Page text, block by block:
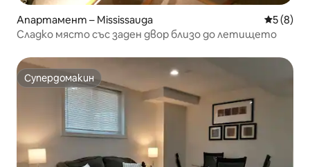
Апартамент – Mississauga Средна
5 (8)
Сладко място със заден двор близо до летището
Супердомакин
Супердомакин